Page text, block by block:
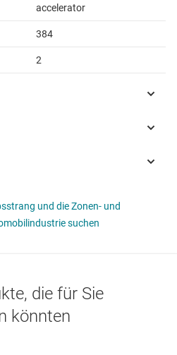
accelerator
384
2
und die Zonen- und
suchen
die für Sie
könnten